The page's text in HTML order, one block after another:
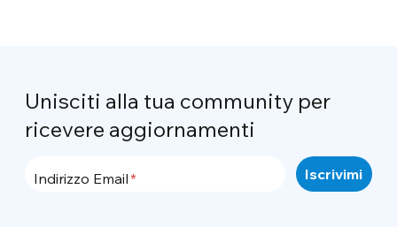
Unisciti alla tua community per
ricevere aggiornamenti
Indirizzo Email